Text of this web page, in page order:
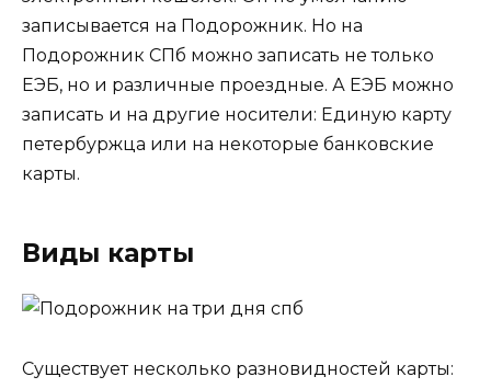
записывается на Подорожник. Но на
Подорожник СПб можно записать не только
ЕЭБ, но и различные проездные. А ЕЭБ можно
записать и на другие носители: Единую карту
петербуржца или на некоторые банковские
карты.
Виды карты
Существует несколько разновидностей карты: